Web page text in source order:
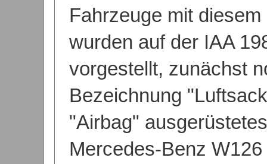
Fahrzeuge mit
wurden auf der IAA
vorgestellt, zunächst
Bezeichnung
"Airbag"
Mercedes-Benz